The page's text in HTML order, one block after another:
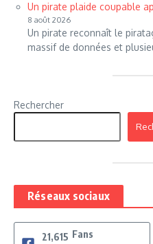
Un pirate plaide coupable
8 août 2026
Un pirate reconnaît le
massif de données et
Rechercher
Réseaux sociaux
21,615 Fans